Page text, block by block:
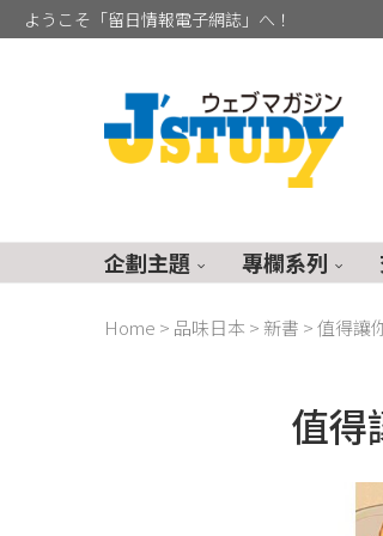
ようこそ「留日情報電子網誌」へ！
企劃主題 專欄系列
Home > 品味日本 > 新書 >值得讓
值得